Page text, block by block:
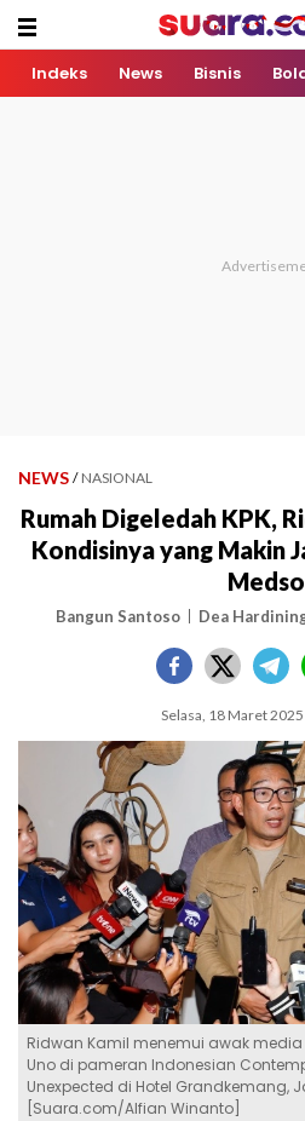
Indeks News Bisnis
NEWS / NASIONAL
Rumah Digeledah KPK,
Kondisinya yang Makin
Bangun Santoso Dea
Selasa, 18 Maret
Ridwan Kamil menemui awak
Uno di pameran Indonesian
Unexpected di Hotel Grandkemang,
[Suara.com/Alfian Winanto]